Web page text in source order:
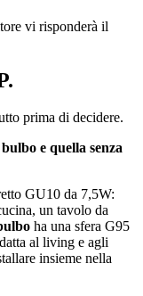
vi risponderà il
prima di decidere.
e quella senza
GU10 da 7,5W:
un tavolo da
ha una sfera G95
al living e agli
insieme nella